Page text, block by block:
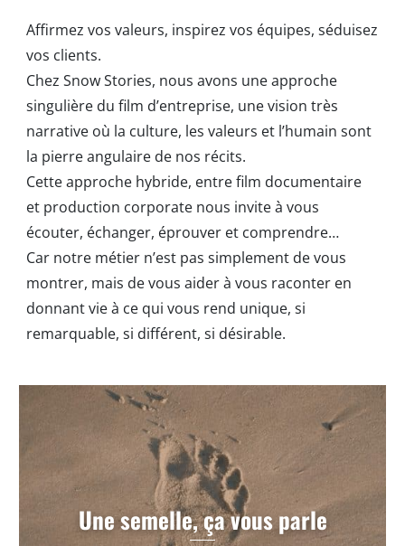
Affirmez vos valeurs, inspirez vos équipes, séduisez
vos clients.
Chez Snow Stories, nous avons une approche
singulière du film d’entreprise, une vision très
narrative où la culture, les valeurs et l’humain sont
la pierre angulaire de nos récits.
Cette approche hybride, entre film documentaire
et production corporate nous invite à vous
écouter, échanger, éprouver et comprendre…
Car notre métier n’est pas simplement de vous
montrer, mais de vous aider à vous raconter en
donnant vie à ce qui vous rend unique, si
remarquable, si différent, si désirable.
Une semelle, ça vous parle
Sidas 50 ans - Film anniversaire entreprise